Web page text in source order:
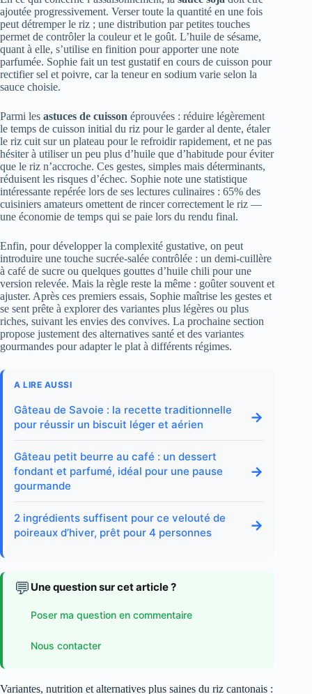
ajoutée progressivement. Verser toute la quantité en une fois
peut détremper le riz ; une distribution par petites touches
permet de contrôler la couleur et le goût. L’huile de sésame,
quant à elle, s’utilise en finition pour apporter une note
parfumée. Sophie fait un test gustatif en cours de cuisson pour
rectifier sel et poivre, car la teneur en sodium varie selon la
sauce choisie.
Parmi les astuces de cuisson éprouvées : réduire légèrement
le temps de cuisson initial du riz pour le garder al dente, étaler
le riz cuit sur un plateau pour le refroidir rapidement, et ne pas
hésiter à utiliser un peu plus d’huile que d’habitude pour éviter
que le riz n’accroche. Ces gestes, simples mais déterminants,
réduisent les risques d’échec. Sophie note une statistique
intéressante repérée lors de ses lectures culinaires : 65% des
cuisiniers amateurs omettent de rincer correctement le riz —
une économie de temps qui se paie lors du rendu final.
Enfin, pour développer la complexité gustative, on peut
introduire une touche sucrée-salée contrôlée : un demi-cuillère
à café de sucre ou quelques gouttes d’huile chili pour une
version relevée. Mais la règle reste la même : goûter souvent et
ajuster. Après ces premiers essais, Sophie maîtrise les gestes et
se sent prête à explorer des variantes plus légères ou plus
riches, suivant les envies des convives. La prochaine section
propose justement des alternatives santé et des variantes
gourmandes pour adapter le plat à différents régimes.
A LIRE AUSSI
Gâteau de Savoie : la recette traditionnelle
pour réussir un biscuit léger et aérien
→
Gâteau petit beurre au café : un dessert
fondant et parfumé, idéal pour une pause
gourmande
→
2 ingrédients suffisent pour ce velouté de
poireaux d’hiver, prêt pour 4 personnes
→
💬 Une question sur cet article ?
Poser ma question en commentaire
Nous contacter
Variantes, nutrition et alternatives plus saines du riz cantonais :